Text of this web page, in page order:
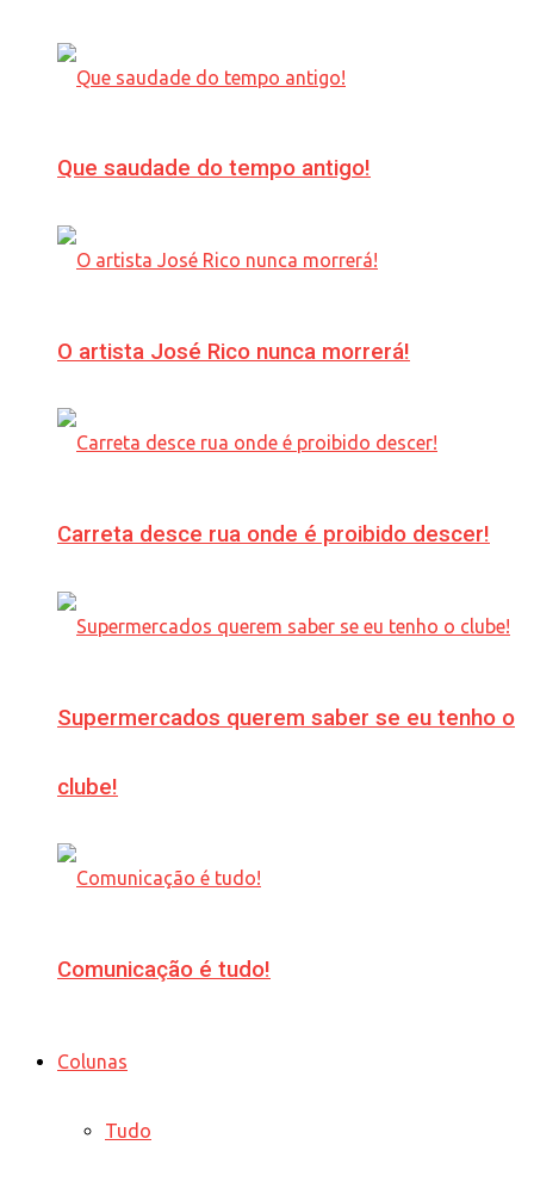
Que saudade do tempo antigo!
O artista José Rico nunca morrerá!
Carreta desce rua onde é proibido descer!
Supermercados querem saber se eu tenho o
clube!
Comunicação é tudo!
Colunas
Tudo